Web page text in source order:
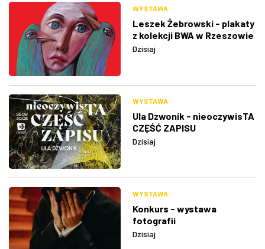
WYSTAWA
Leszek Żebrowski - plakaty
z kolekcji BWA w Rzeszowie
Dzisiaj
WYSTAWA
Ula Dzwonik - nieoczywisTA
CZĘŚĆ ZAPISU
Dzisiaj
WYSTAWA
Konkurs - wystawa
fotografii
Dzisiaj